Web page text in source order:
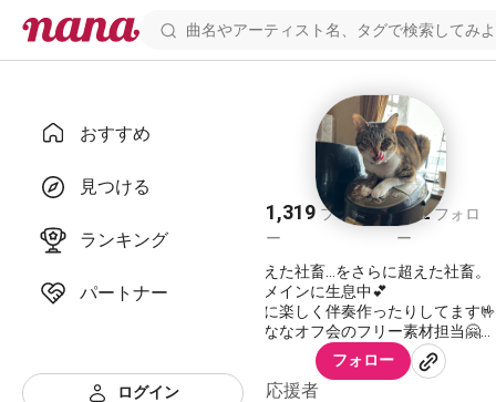
おすすめ
見つける
ランキング
パートナー
ログイン
コウノ
1,319 フォロワ
ー
952 フォロ
ー
社畜を超えた社畜…をさらに超えた社畜。
ベースをメインに生息中︎💕︎
下手なりに楽しく伴奏作ったりしてます🤟
チームひななオフ会のフリー素材担当🤗
たま〜に声真似をしたりします🙋‍♂️
幼少期にピアノ・バイオリンをやってま
フォロー
応援者